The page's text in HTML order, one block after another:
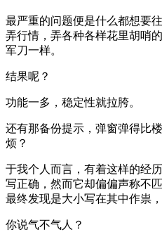
最严重的问题便是什么都想要
弄行情，弄各种各样花里胡哨
军刀一样。
结果呢？
功能一多，稳定性就拉胯。
还有那备份提示，弹窗弹得比
烦？
于我个人而言，有着这样的经
写正确，然而它却偏偏声称不
最终发现是大小写在其中作祟
你说气不气人？